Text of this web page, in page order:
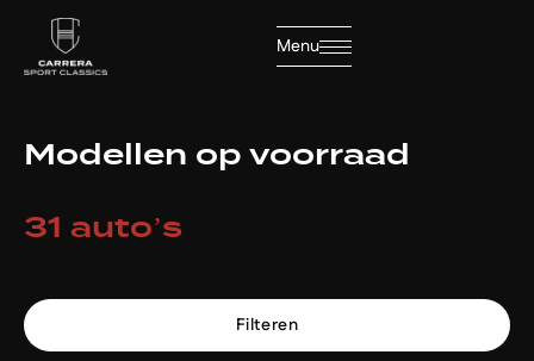
Menu
Sluiten
Modellen op voorraad
31 auto’s
Filteren
Filters
Model